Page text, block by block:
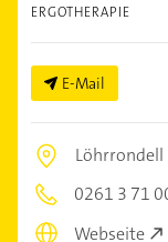
ERGOTHERAPIE
E-Mail
Löhrrondell
0261 3 71
Webseite